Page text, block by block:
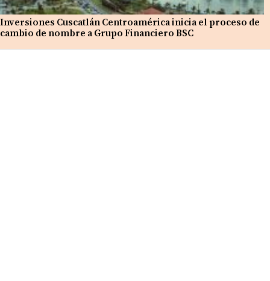
Inversiones Cuscatlán Centroamérica inicia el proceso de
cambio de nombre a Grupo Financiero BSC